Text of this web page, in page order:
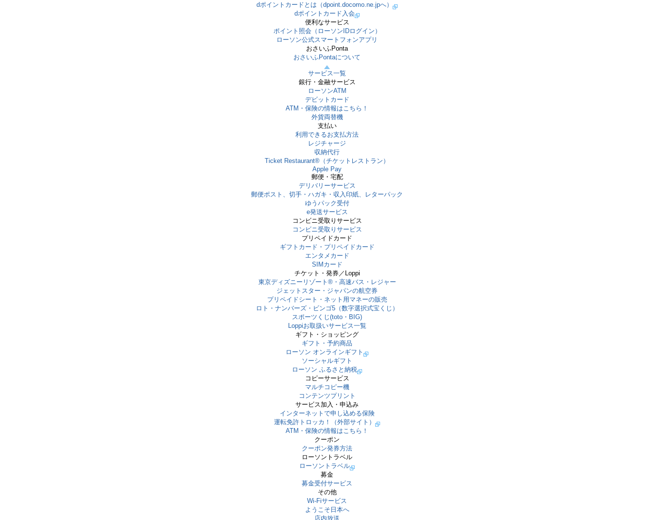
dポイントカードとは（dpoint.docomo.ne.jpへ）
dポイントカード入会
便利なサービス
ポイント照会（ローソンIDログイン）
ローソン公式スマートフォンアプリ
おさいふPonta
おさいふPontaについて
サービス一覧
銀行・金融サービス
ローソンATM
デビットカード
ATM・保険の情報はこちら！
外貨両替機
支払い
利用できるお支払方法
レジチャージ
収納代行
Ticket Restaurant®（チケットレストラン）
Apple Pay
郵便・宅配
デリバリーサービス
郵便ポスト、切手・ハガキ・収入印紙、レターパック
ゆうパック受付
e発送サービス
コンビニ受取りサービス
コンビニ受取りサービス
プリペイドカード
ギフトカード・プリペイドカード
エンタメカード
SIMカード
チケット・発券／Loppi
東京ディズニーリゾート®・⾼速バス・レジャー
ジェットスター・ジャパンの航空券
プリペイドシート・ネット用マネーの販売
ロト・ナンバーズ・ビンゴ5（数字選択式宝くじ）
スポーツくじ(toto・BIG)
Loppiお取扱いサービス一覧
ギフト・ショッピング
ギフト・予約商品
ローソン オンラインギフト
ソーシャルギフト
ローソン ふるさと納税
コピーサービス
マルチコピー機
コンテンツプリント
サービス加入・申込み
インターネットで申し込める保険
運転免許トロッカ！（外部サイト）
ATM・保険の情報はこちら！
クーポン
クーポン発券方法
ローソントラベル
ローソントラベル
募金
募金受付サービス
その他
Wi-Fiサービス
ようこそ日本へ
店内放送